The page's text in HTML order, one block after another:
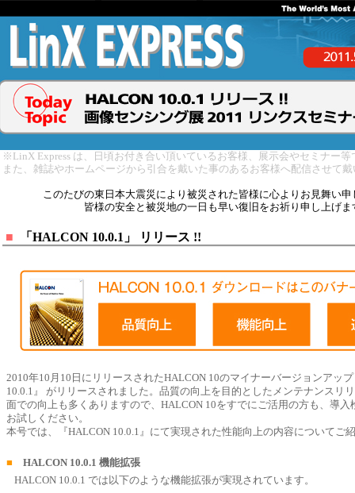
※LinX Express は、日頃お付き合い頂いているお客様、展示会やセミナー等
また、雑誌やホームページから引合を戴いた事のあるお客様へ配信させて
このたびの東日本大震災により被災された皆様に心よりお見舞い申
皆様の安全と被災地の一日も早い復旧をお祈り申し上げま
■ 「HALCON 10.0.1」 リリース !!
2010年10月10日にリリースされたHALCON 10のマイナーバージョンアッ
10.0.1』 がリリースされました。品質の向上を目的としたメンテナンスリ
面での向上も多くありますので、HALCON 10をすでにご活用の方も、導入
お試しください。
本号では、『HALCON 10.0.1』にて実現された性能向上の内容についてご
■
HALCON 10.0.1 機能拡張
HALCON 10.0.1 では以下のような機能拡張が実現されています。